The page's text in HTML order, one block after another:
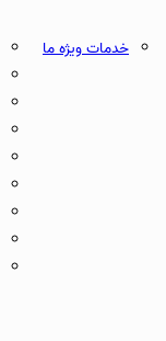
خدمات ویژه ما